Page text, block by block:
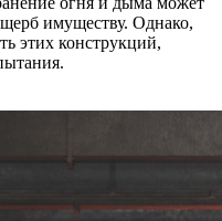
имуществу. Однако,
этих конструкций,